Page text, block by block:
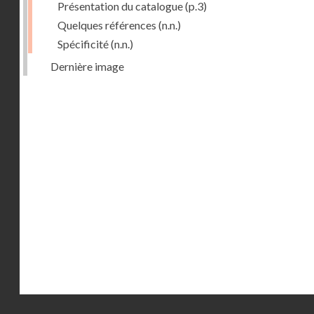
Présentation du catalogue(p.3)
Quelques références (n.n.)
Spécificité(n.n.)
Dernière image